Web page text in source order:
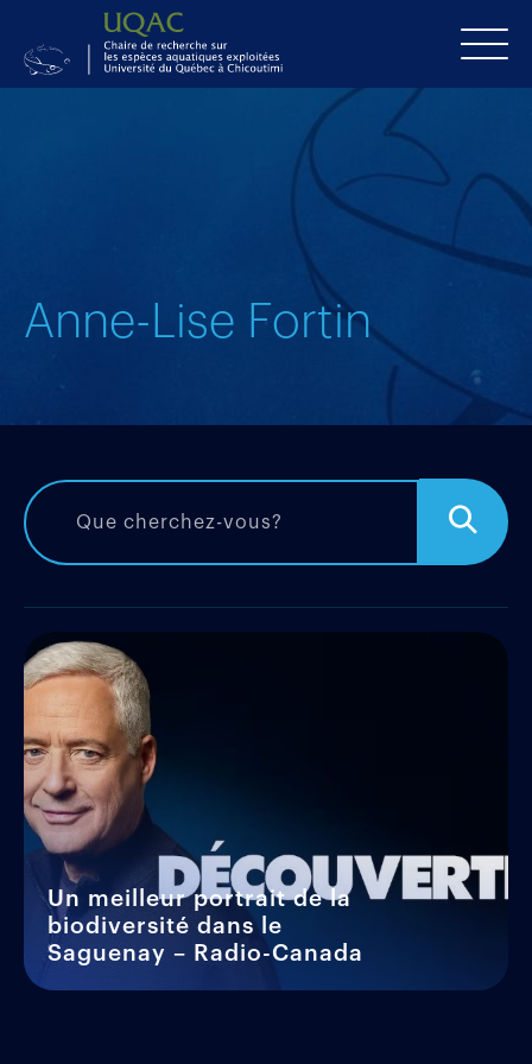
Anne-Lise Fortin
Un meilleur portrait de la
biodiversité dans le
Saguenay – Radio-Canada